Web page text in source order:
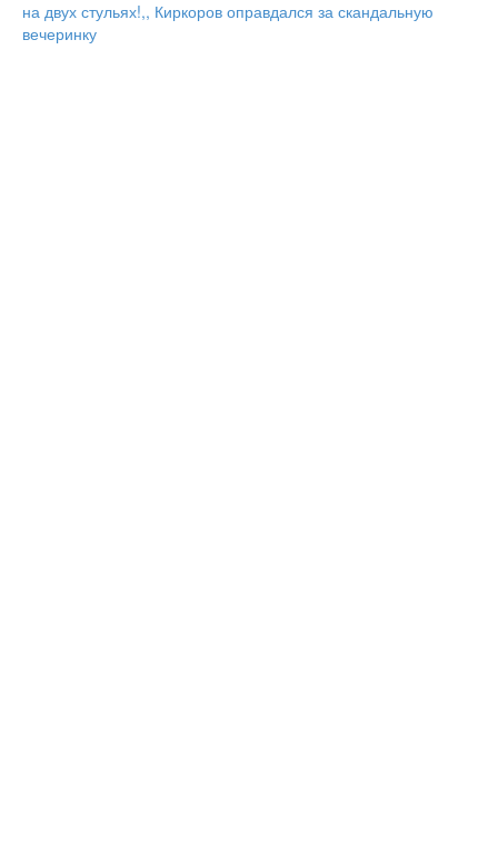
на двух стульях!,, Киркоров оправдался за скандальную
вечеринку